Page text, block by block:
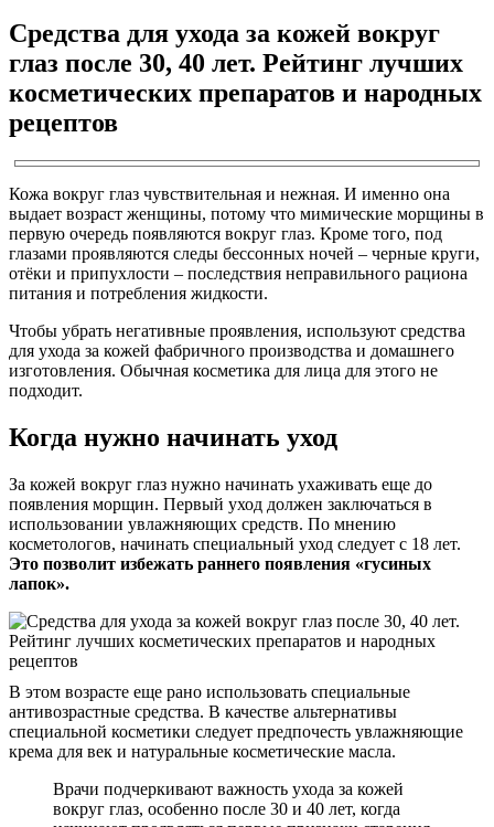
Средства для ухода за кожей вокруг
глаз после 30, 40 лет. Рейтинг лучших
косметических препаратов и народных
рецептов
Кожа вокруг глаз чувствительная и нежная. И именно она
выдает возраст женщины, потому что мимические морщины в
первую очередь появляются вокруг глаз. Кроме того, под
глазами проявляются следы бессонных ночей – черные круги,
отёки и припухлости – последствия неправильного рациона
питания и потребления жидкости.
Чтобы убрать негативные проявления, используют средства
для ухода за кожей фабричного производства и домашнего
изготовления. Обычная косметика для лица для этого не
подходит.
Когда нужно начинать уход
За кожей вокруг глаз нужно начинать ухаживать еще до
появления морщин. Первый уход должен заключаться в
использовании увлажняющих средств. По мнению
косметологов, начинать специальный уход следует с 18 лет.
Это позволит избежать раннего появления «гусиных
лапок».
В этом возрасте еще рано использовать специальные
антивозрастные средства. В качестве альтернативы
специальной косметики следует предпочесть увлажняющие
крема для век и натуральные косметические масла.
Врачи подчеркивают важность ухода за кожей
вокруг глаз, особенно после 30 и 40 лет, когда